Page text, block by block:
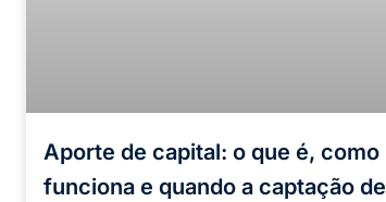
Aporte de capital: o que é, como
funciona e quando a captação de